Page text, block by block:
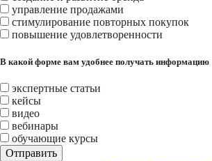
управление продажами
стимулирование повторных покупок
повышение удовлетворенности
В какой форме вам удобнее получать информацию
экспертные статьи
кейсы
видео
вебинары
обучающие курсы
Отправить